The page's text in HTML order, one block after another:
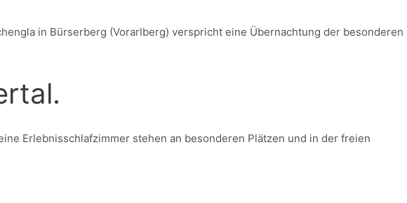
in Bürserberg (Vorarlberg) verspricht eine Übernachtung der besonderen
Erlebnisschlafzimmer stehen an besonderen Plätzen und in der freien